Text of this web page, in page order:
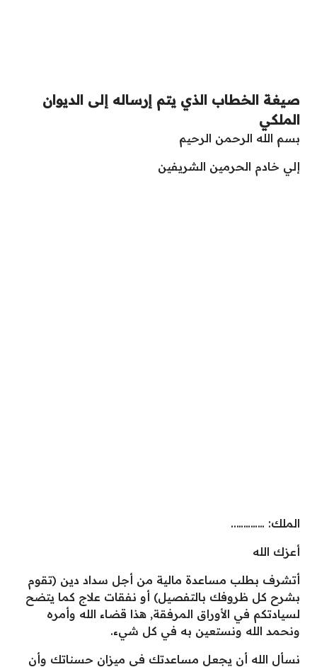
صيغة الخطاب الذي يتم إرساله إلى الديوان
الملكي
بسم الله الرحمن الرحيم
إلي خادم الحرمين الشريفين
الملك: …………..
أعزك الله
أتشرف بطلب مساعدة مالية من أجل سداد دين (تقوم
بشرح كل ظروفك بالتفصيل) أو نفقات علاج كما يتضح
لسيادتكم في الأوراق المرفقة, هذا قضاء الله وأمره
ونحمد الله ونستعين به في كل شيء.
نسأل الله أن يجعل مساعدتك في ميزان حسناتك وأن